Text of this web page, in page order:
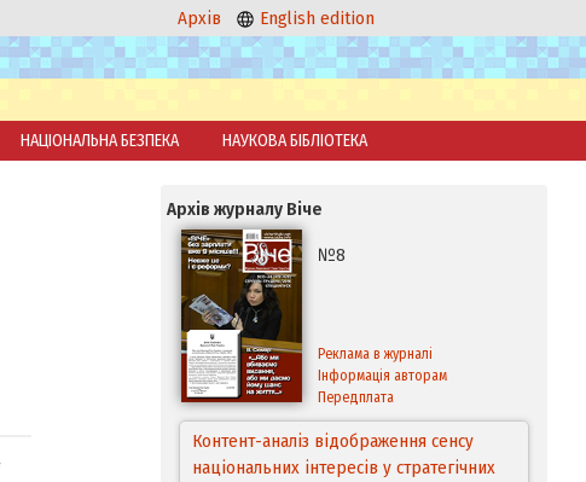
Архів English edition
НАЦІОНАЛЬНА БЕЗПЕКА НАУКОВА БІБЛІОТЕКА
Архів журналу Віче
№8
Реклама в журналі
Інформація авторам
Передплата
Контент-аналіз відображення сенсу
національних інтересів у стратегічних